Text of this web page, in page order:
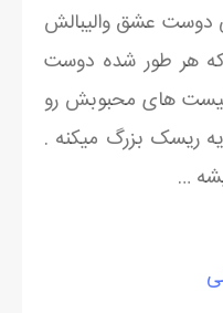
دوست عشق والیبالش
هر طور شده دوست
های محبوبش رو
یه ریسک بزرگ میکنه .
…